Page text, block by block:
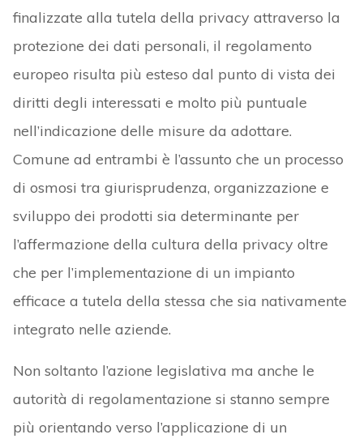
finalizzate alla tutela della privacy attraverso la
protezione dei dati personali, il regolamento
europeo risulta più esteso dal punto di vista dei
diritti degli interessati e molto più puntuale
nell’indicazione delle misure da adottare.
Comune ad entrambi è l’assunto che un processo
di osmosi tra giurisprudenza, organizzazione e
sviluppo dei prodotti sia determinante per
l’affermazione della cultura della privacy oltre
che per l’implementazione di un impianto
efficace a tutela della stessa che sia nativamente
integrato nelle aziende.
Non soltanto l’azione legislativa ma anche le
autorità di regolamentazione si stanno sempre
più orientando verso l’applicazione di un